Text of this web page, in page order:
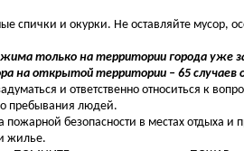
спички и окурки. Не оставляйте мусор,
только на территории города уже
на открытой территории – 65
и ответственно относиться к
пребывания людей.
безопасности в местах отдыха
жилье.